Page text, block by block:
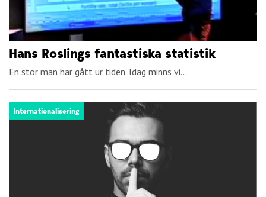
Hans Roslings fantastiska statistik
En stor man har gått ur tiden. Idag minns vi...
Internationalisering